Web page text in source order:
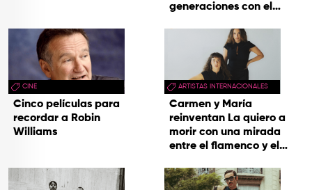
CINE
Cinco películas para
recordar a Robin
Williams
generaciones con el
hecho cenizas
ARTISTAS INTERNACIONALES
Carmen y María
reinventan La quiero a
morir con una mirada
entre el flamenco y el